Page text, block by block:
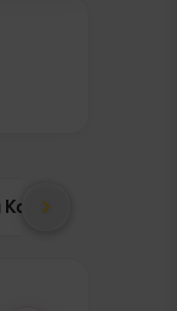
Kong